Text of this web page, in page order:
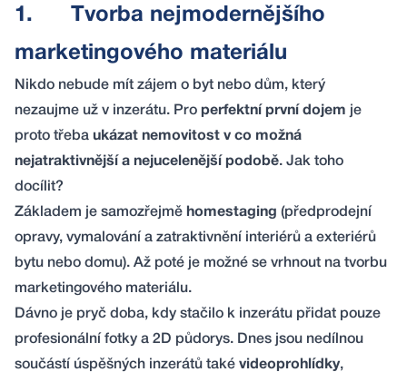
1.
Tvorba nejmodernějšího
marketingového materiálu
Nikdo nebude mít zájem o byt nebo dům, který
nezaujme už v inzerátu. Pro perfektní první dojem je
proto třeba ukázat nemovitost v co možná
nejatraktivnější a nejucelenější podobě. Jak toho
docílit?
Základem je samozřejmě homestaging (předprodejní
opravy, vymalování a zatraktivnění interiérů a exteriérů
bytu nebo domu). Až poté je možné se vrhnout na tvorbu
marketingového materiálu.
Dávno je pryč doba, kdy stačilo k inzerátu přidat pouze
profesionální fotky a 2D půdorys. Dnes jsou nedílnou
součástí úspěšných inzerátů také videoprohlídky,